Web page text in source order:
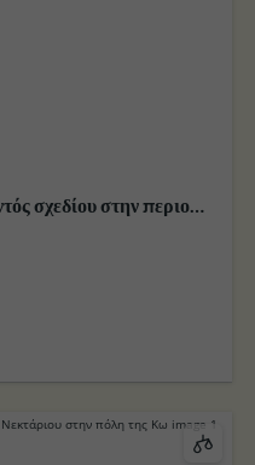
σχεδίου στην περιοχή